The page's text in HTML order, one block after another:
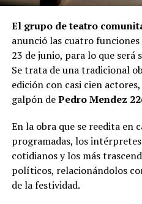
El grupo de teatro
anunció las cuatro
23 de junio, para lo que será
Se trata de una tradicional
edición con casi cien
galpón dePedro Mendez
En la obra que se reedita en
programadas, los
cotidianos y los más
políticos, relacionándolos
de la festividad.